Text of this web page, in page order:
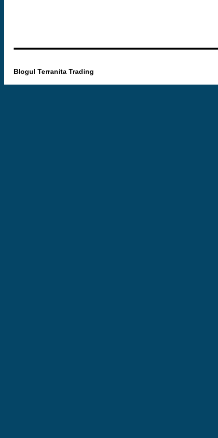
Blogul Terranita Trading